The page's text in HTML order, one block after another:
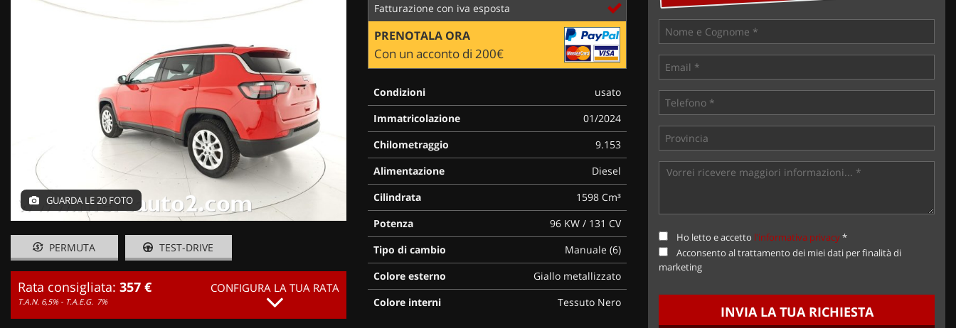
NOLEGGIO BREVE TERMINE
GUARDA LE 20 FOTO
PERMUTA TEST-DRIVE
Rata consigliata: 357 €
T.A.N. 6,5% - T.A.E.G. 7%
CONFIGURA LA TUA RATA
Fatturazione con iva esposta
PRENOTALA ORA
Con un acconto di 200€
Condizioni
usato
Immatricolazione
01/2024
Chilometraggio
9.153
Alimentazione
Diesel
Cilindrata
1598 Cm³
Potenza
96 KW / 131 CV
Tipo di cambio
Manuale (6)
Colore esterno
Giallo metallizzato
Colore interni
Tessuto Nero
Ho letto e accetto l'informativa privacy*
Acconsento al trattamento dei miei dati per finalità di
marketing
INVIA LA TUA RICHIESTA